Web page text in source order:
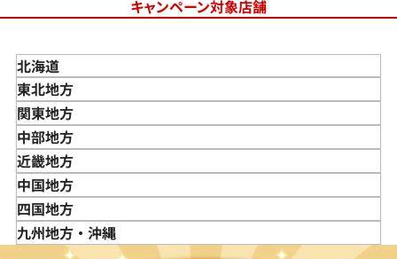
キャンペーン対象店舗
北海道
東北地方
青森県
岩手県
宮城県
秋田県
山形県
福島県
関東地方
東京都
神奈川県
埼玉県
千葉県
茨城県
栃木県
中部地方
新潟県
富山県
石川県
山梨県
長野県
近畿地方
三重県
滋賀県
京都府
中国地方
鳥取県
島根県
四国地方
徳島県
九州地方・沖縄